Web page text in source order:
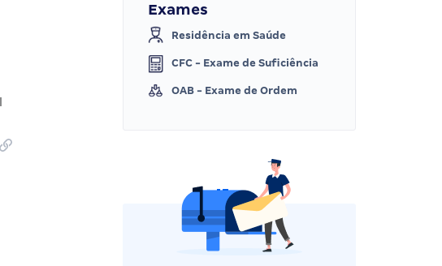
Exames
Residência em Saúde
CFC - Exame de Suficiência
OAB - Exame de Ordem